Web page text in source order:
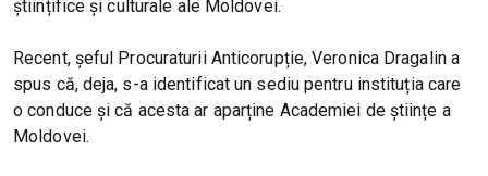
științifice și culturale ale Moldovei.
Recent, șeful Procuraturii Anticorupție, Veronica Dragalin a
spus că, deja, s-a identificat un sediu pentru instituția care
o conduce și că acesta ar aparține Academiei de științe a
Moldovei.